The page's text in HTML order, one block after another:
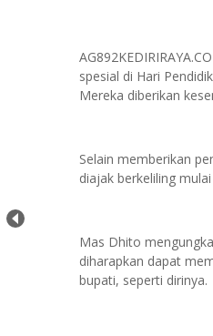
spesial di Hari
Mereka diberikan
Selain memberikan
diajak berkeliling
Mas Dhito
diharapkan dapat
bupati, seperti dirinya.